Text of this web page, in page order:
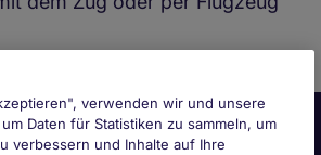
verwenden wir und unsere
Daten für Statistiken zu sammeln, um
verbessern und Inhalte auf Ihre